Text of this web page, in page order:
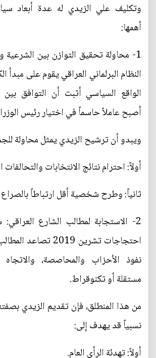
وتكليف علي الزيدي له عدة أبعاد
أهمها:
1- محاولة تحقيق التوازن بين الشرعية
النظام البرلماني العراقي يقوم على مبدأ
الواقع السياسي أثبت أن التوافق بين
أصبح عاملاً حاسماً في اختيار رئيس
ويبدو أن ترشيح الزيدي يمثل محاولة
أولاً: احترام نتائج الانتخابات والتحالفات
ثانياً: وطرح شخصية أقل ارتباطاً
2- الاستجابة لمطالب الشارع
احتجاجات تشرين 2019
نفوذ الأحزاب والمحاصصة،
مستقلة أو تكنوقراط.
من هذا المنطلق، فإن تقديم الزيدي
نسبياً قد يهدف إلى:
أولاً: تهدئة الرأي العام.